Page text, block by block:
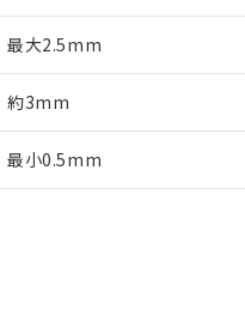
最大2.5mm
約3mm
最小0.5mm